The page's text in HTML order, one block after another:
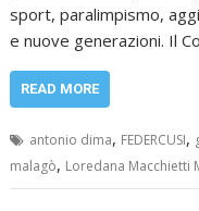
sport, paralimpismo,
e nuove generazioni. Il
READ MORE
antonio dima, FEDERCUSI,
malagò, Loredana Macchietti